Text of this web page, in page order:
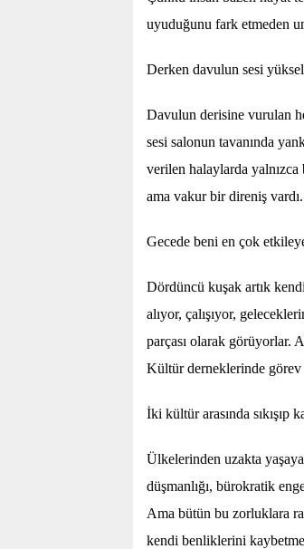
uyuduğunu fark etmeden
Derken davulun sesi
Davulun derisine vurulan
sesi salonun tavanında
verilen halaylarda yalnızca
ama vakur bir direniş
Gecede beni en çok
Dördüncü kuşak artık
alıyor, çalışıyor,
parçası olarak görüyorlar.
Kültür derneklerinde görev
İki kültür arasında
Ülkelerinden uzakta
düşmanlığı, bürokratik
Ama bütün bu zorluklara
kendi benliklerini